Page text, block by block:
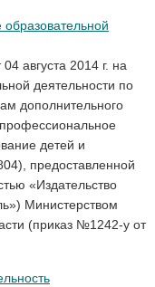
августа 2014 г. на
деятельности по
дополнительного
детей и
предоставленной
«Издательство
Министерством
(приказ №1242-у от